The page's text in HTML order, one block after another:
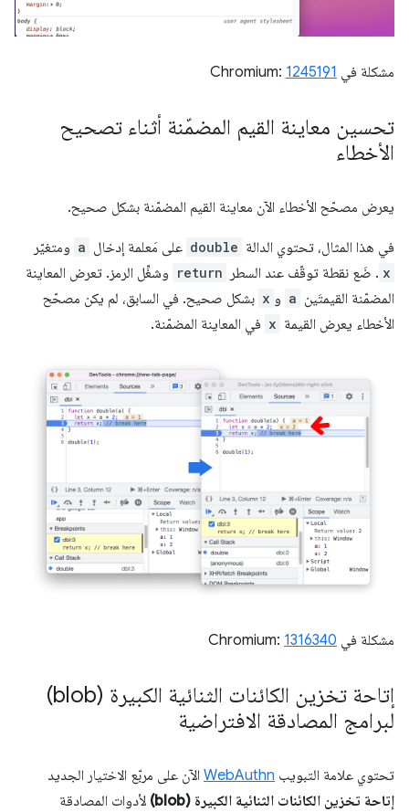
مشكلة في Chromium: 1245191
تحسين معاينة القيم المضمّنة أثناء تصحيح
الأخطاء
يعرض مصحّح الأخطاء الآن معاينة القيم المضمّنة بشكل صحيح.
في هذا المثال، تحتوي الدالة double على مَعلمة إدخال a ومتغيّر
x . ضَع نقطة توقّف عند السطر return وشغِّل الرمز. تعرض المعاينة
المضمّنة القيمتَين a و x بشكل صحيح. في السابق، لم يكن مصحّح
الأخطاء يعرض القيمة x في المعاينة المضمّنة.
مشكلة في Chromium: 1316340
إتاحة تخزين الكائنات الثنائية الكبيرة (blob)
لبرامج المصادقة الافتراضية
تحتوي علامة التبويب WebAuthn الآن على مربّع الاختيار الجديد
إتاحة تخزين الكائنات الثنائية الكبيرة (blob)
لأدوات المصادقة